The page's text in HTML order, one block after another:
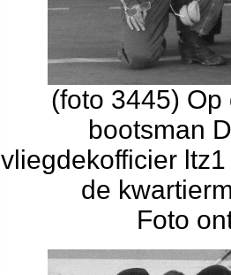
(foto 3445)
bootsman
vliegdekofficier ltz1
de
Foto